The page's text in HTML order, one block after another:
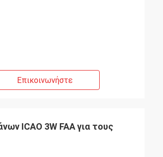
Επικοινωνήστε
ICAO 3W FAA για τους